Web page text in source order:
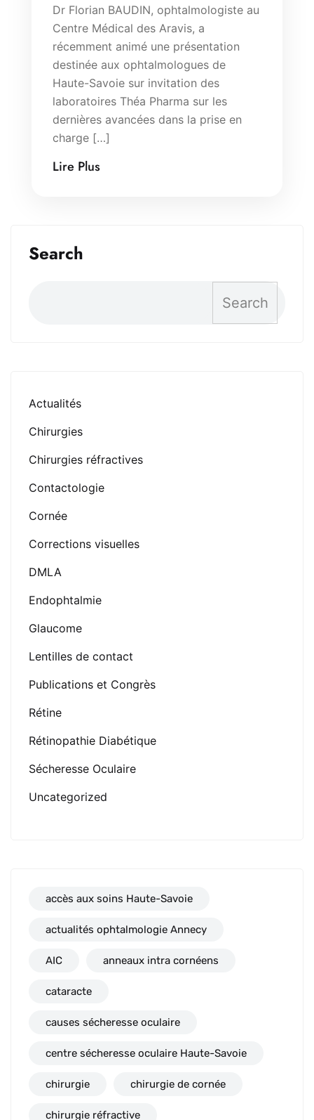
Search
Search
Actualités
Chirurgies
Chirurgies réfractives
Contactologie
Cornée
Corrections visuelles
DMLA
Endophtalmie
Glaucome
Lentilles de contact
Publications et Congrès
Rétine
Rétinopathie Diabétique
Sécheresse Oculaire
Uncategorized
accès aux soins Haute-Savoie
actualités ophtalmologie Annecy
AIC anneaux intra cornéens
cataracte
causes sécheresse oculaire
centre sécheresse oculaire Haute-Savoie
chirurgie chirurgie de cornée
chirurgie réfractive
Dr Florian BAUDIN, ophtalmologiste au
Centre Médical des Aravis, a
récemment animé une présentation
destinée aux ophtalmologues de
Haute-Savoie sur invitation des
laboratoires Théa Pharma sur les
dernières avancées dans la prise en
charge […]
Lire Plus